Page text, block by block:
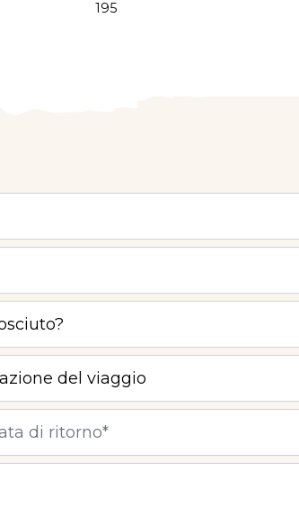
195